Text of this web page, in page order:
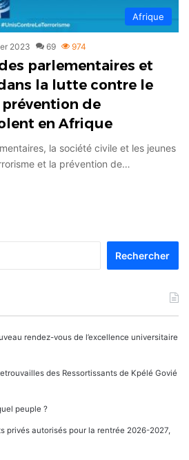
Afrique
2023 69 974
parlementaires et
la lutte contre le
de
en Afrique
la société civile et les jeunes
et la prévention de…
rendez-vous de l’excellence universitaire
des Ressortissants de Kpélé Govié
peuple ?
privés autorisés pour la rentrée 2026-2027,